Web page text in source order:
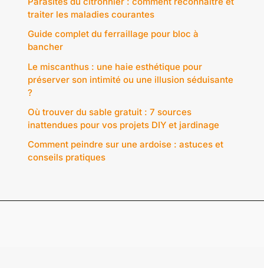
traiter les maladies courantes
Guide complet du ferraillage pour bloc à
bancher
Le miscanthus : une haie esthétique pour
préserver son intimité ou une illusion séduisante
?
Où trouver du sable gratuit : 7 sources
inattendues pour vos projets DIY et jardinage
Comment peindre sur une ardoise : astuces et
conseils pratiques